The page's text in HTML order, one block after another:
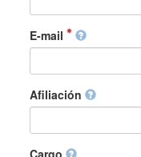
E-mail
Afiliación
Cargo